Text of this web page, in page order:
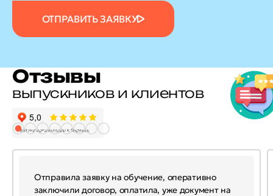
ОТПРАВИТЬ ЗАЯВКУ
Отзывы
выпускников и клиентов
Отправила заявку на обучение, оперативно
заключили договор, оплатила, уже документ на